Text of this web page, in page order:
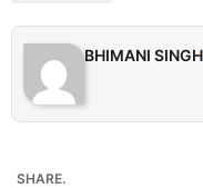
BHIMANI SINGH
SHARE.